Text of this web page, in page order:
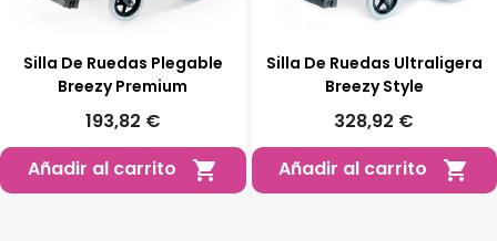
Silla De Ruedas Plegable
Breezy Premium
193,82 €
Añadir al carrito

Silla De Ruedas Ultraligera
Breezy Style
328,92 €
Añadir al carrito
